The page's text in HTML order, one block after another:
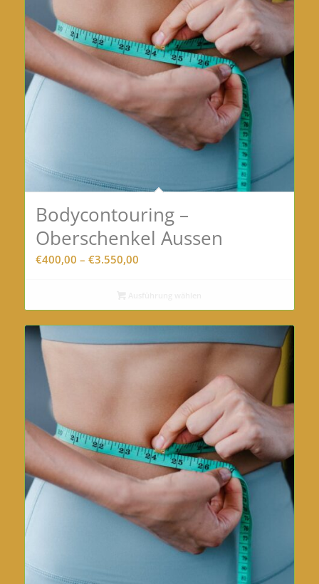
Bodycontouring –
Oberschenkel Aussen
€400,00 – €3.550,00Preisspanne:
€3.550,00